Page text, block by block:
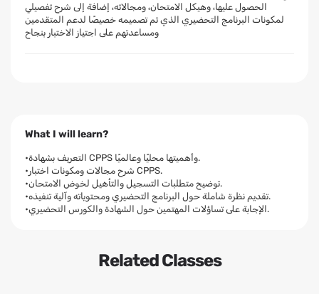
الحصول عليها، وهيكل الامتحان، ومجالاته، إضافة إلى شرح تفصيلي
لمكونات البرنامج التحضيري الذي تم تصميمه خصيصًا لدعم المتقدمين
ومساعدتهم على اجتياز الاختبار بنجاح
What I will learn?
•التعريف بشهادة CPPS وأهميتها محليًا وعالميًا.
•شرح مجالات ومكونات اختبار CPPS.
•توضيح متطلبات التسجيل والتأهيل لخوض الامتحان.
•تقديم نظرة شاملة حول البرنامج التحضيري ومحتوياته وآلية تنفيذه.
•الإجابة على تساؤلات المهتمين حول الشهادة والكورس التحضيري.
Related Classes